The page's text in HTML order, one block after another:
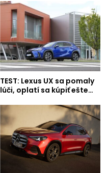
TEST: Lexus UX sa pomaly
lúči, oplatí sa kúpiť ešte…